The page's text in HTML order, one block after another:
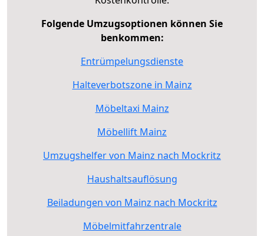
Folgende Umzugsoptionen können Sie
benkommen:
Entrümpelungsdienste
Halteverbotszone in Mainz
Möbeltaxi Mainz
Möbellift Mainz
Umzugshelfer von Mainz nach Mockritz
Haushaltsauflösung
Beiladungen von Mainz nach Mockritz
Möbelmitfahrzentrale